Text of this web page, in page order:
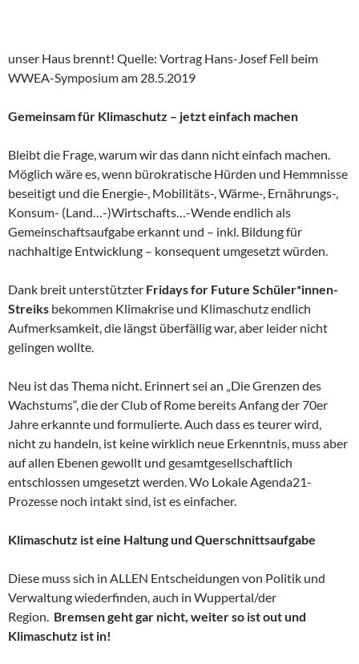
unser Haus brennt! Quelle: Vortrag Hans-Josef Fell beim
WWEA-Symposium am 28.5.2019
Gemeinsam für Klimaschutz – jetzt einfach machen
Bleibt die Frage, warum wir das dann nicht einfach machen.
Möglich wäre es, wenn bürokratische Hürden und Hemmnisse
beseitigt und die Energie-, Mobilitäts-, Wärme-, Ernährungs-,
Konsum- (Land…-)Wirtschafts…-Wende endlich als
Gemeinschaftsaufgabe erkannt und – inkl. Bildung für
nachhaltige Entwicklung – konsequent umgesetzt würden.
Dank breit unterstützter Fridays for Future Schüler*innen-
Streiks bekommen Klimakrise und Klimaschutz endlich
Aufmerksamkeit, die längst überfällig war, aber leider nicht
gelingen wollte.
Neu ist das Thema nicht. Erinnert sei an „Die Grenzen des
Wachstums“, die der Club of Rome bereits Anfang der 70er
Jahre erkannte und formulierte. Auch dass es teurer wird,
nicht zu handeln, ist keine wirklich neue Erkenntnis, muss aber
auf allen Ebenen gewollt und gesamtgesellschaftlich
entschlossen umgesetzt werden. Wo Lokale Agenda21-
Prozesse noch intakt sind, ist es einfacher.
Klimaschutz ist eine Haltung und Querschnittsaufgabe
Diese muss sich in ALLEN Entscheidungen von Politik und
Verwaltung wiederfinden, auch in Wuppertal/der
Region. Bremsen geht gar nicht, weiter so ist out und
Klimaschutz ist in!